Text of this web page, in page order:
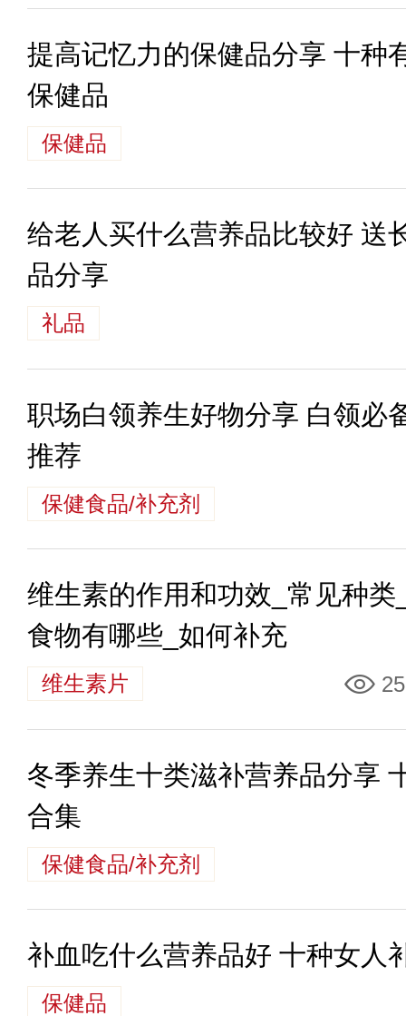
提高记忆力的保健品分享 十种
保健品
保健品
给老人买什么营养品比较好 送
品分享
礼品
职场白领养生好物分享 白领必
推荐
保健食品/补充剂
维生素的作用和功效_常见种类
食物有哪些_如何补充
维生素片
冬季养生十类滋补营养品分享
合集
保健食品/补充剂
补血吃什么营养品好 十种女人
保健品